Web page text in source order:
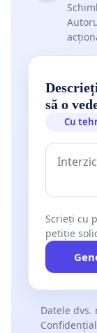
să o
Cu
Scrieți cu
petiție
Datele dvs.